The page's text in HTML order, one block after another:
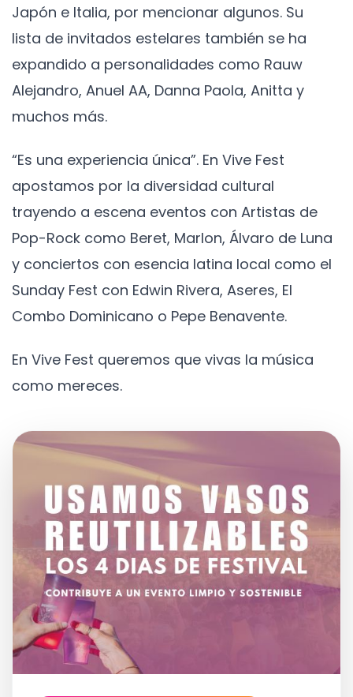
Japón e Italia, por mencionar algunos. Su
lista de invitados estelares también se ha
expandido a personalidades como Rauw
Alejandro, Anuel AA, Danna Paola, Anitta y
muchos más.
“Es una experiencia única”. En Vive Fest
apostamos por la diversidad cultural
trayendo a escena eventos con Artistas de
Pop-Rock como Beret, Marlon, Álvaro de Luna
y conciertos con esencia latina local como el
Sunday Fest con Edwin Rivera, Aseres, El
Combo Dominicano o Pepe Benavente.
En Vive Fest queremos que vivas la música
como mereces.